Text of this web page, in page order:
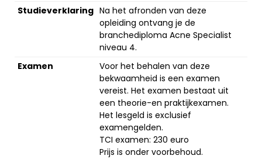
Studieverklaring Na het afronden van deze
opleiding ontvang je de
branchediploma Acne Specialist
niveau 4.
Examen
Voor het behalen van deze
bekwaamheid is een examen
vereist. Het examen bestaat uit
een theorie-en praktijkexamen.
Het lesgeld is exclusief
examengelden.
TCI examen: 230 euro
Prijs is onder voorbehoud.